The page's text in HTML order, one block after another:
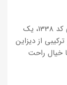
رینگ BBS بی بی اس 2026 HS سایز 15 نقره‌ای کد 1338، یک
از دیزاین
خیال راحت